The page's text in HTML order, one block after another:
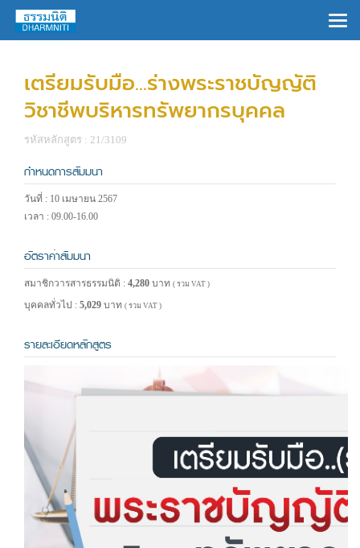
เตรียมรับมือ...ร่างพระราชบัญญัติ
วิชาชีพบริหารทรัพยากรบุคคล
รหัสหลักสูตร : 21/3109
กำหนดการสัมมนา
วันที่ : 10 เมษายน 2567
เวลา : 09.00-16.00
อัตราค่าสัมมนา
สมาชิกวารสารธรรมนิติ : 4,280 บาท ( รวม VAT )
บุคคลทั่วไป : 5,029 บาท ( รวม VAT )
รายละเอียดหลักสูตร
×